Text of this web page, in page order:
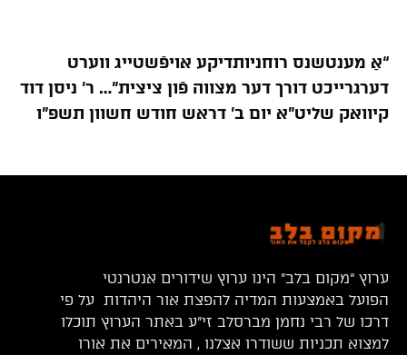
“אַ מענטשנס רוחניותדיקע אויפֿשטייג ווערט
דערגרייכט דורך דער מצווה פֿון ציצית”… ר’ ניסן דוד
קיוואק שליט”א יום ב’ דראש חודש חשוון תשפ”ו
ערוץ “מקום בלב” הינו ערוץ שידורים אנטרנטי
הפועל באמצעות המדיה להפצת אור היהדות על פי
דרכו של רבי נחמן מברסלב זי”ע באתר הערוץ תוכלו
למצוא תכניות ששודרו אצלנו , המאירים את אורו